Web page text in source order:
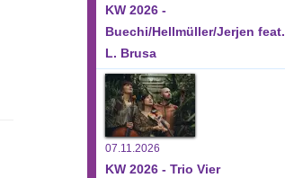
KW 2026 -
Buechi/Hellmüller/Jerjen feat.
L. Brusa
07.11.2026
KW 2026 - Trio Vier